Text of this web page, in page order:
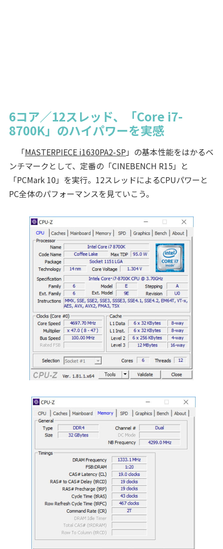
6コア／12スレッド、「Core i7-
8700K」のハイパワーを実感
「MASTERPIECE i1630PA2-SP 」の基本性能をはかるベ
ンチマークとして、定番の「CINEBENCH R15」と
「PCMark 10」を実行。12スレッドによるCPUパワーと
PC全体のパフォーマンスを見ていこう。